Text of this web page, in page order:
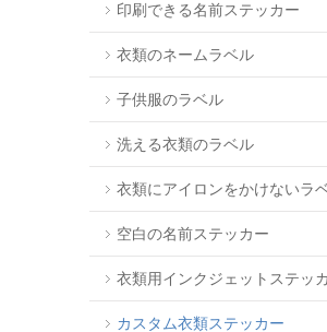
印刷できる名前ステッカー
衣類のネームラベル
子供服のラベル
洗える衣類のラベル
衣類にアイロンをかけないラ
空白の名前ステッカー
衣類用インクジェットステッ
カスタム衣類ステッカー